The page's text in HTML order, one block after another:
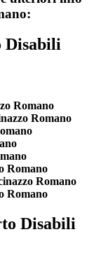
Disabili
Romano
Romano
Romano
Romano
Romano
Disabili